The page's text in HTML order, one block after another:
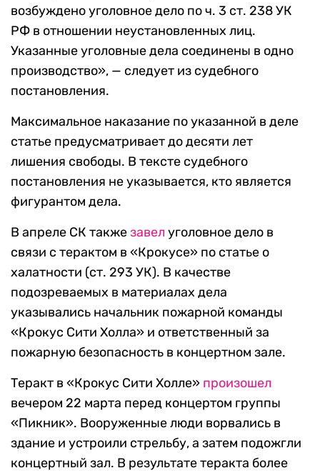
возбуждено уголовное дело по ч. 3 ст. 238 УК
РФ в отношении неустановленных лиц.
Указанные уголовные дела соединены в одно
производство», — следует из судебного
постановления.
Максимальное наказание по указанной в деле
статье предусматривает до десяти лет
лишения свободы. В тексте судебного
постановления не указывается, кто является
фигурантом дела.
В апреле СК такжезавел уголовное дело в
связи с терактом в «Крокусе» по статье о
халатности (ст. 293 УК). В качестве
подозреваемых в материалах дела
указывались начальник пожарной команды
«Крокус Сити Холла» и ответственный за
пожарную безопасность в концертном зале.
Теракт в «Крокус Сити Холле» произошел
вечером 22 марта перед концертом группы
«Пикник». Вооруженные люди ворвались в
здание и устроили стрельбу, а затем подожгли
концертный зал. В результате теракта более